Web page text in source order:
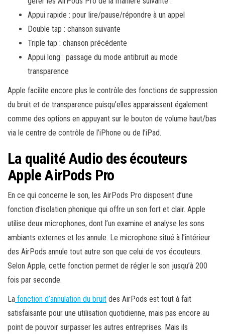
Appui rapide : pour lire/pause/répondre à un appel
Double tap : chanson suivante
Triple tap : chanson précédente
Appui long : passage du mode antibruit au mode
transparence
Apple facilite encore plus le contrôle des fonctions de suppression
du bruit et de transparence puisqu’elles apparaissent également
comme des options en appuyant sur le bouton de volume haut/bas
via le centre de contrôle de l’iPhone ou de l’iPad.
La qualité Audio des écouteurs
Apple AirPods Pro
En ce qui concerne le son, les AirPods Pro disposent d’une
fonction d’isolation phonique qui offre un son fort et clair. Apple
utilise deux microphones, dont l’un examine et analyse les sons
ambiants externes et les annule. Le microphone situé à l’intérieur
des AirPods annule tout autre son que celui de vos écouteurs.
Selon Apple, cette fonction permet de régler le son jusqu’à 200
fois par seconde.
La fonction d’annulation du bruit des AirPods est tout à fait
satisfaisante pour une utilisation quotidienne, mais pas encore au
point de pouvoir surpasser les autres entreprises. Mais ils